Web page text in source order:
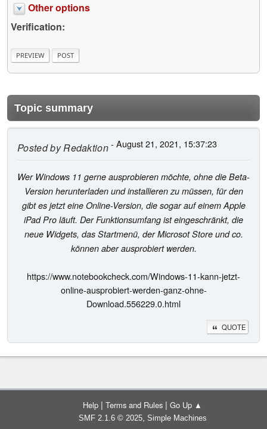
Other options
Verification:
Topic summary
Posted byRedaktion- August 21, 2021, 15:37:23
Wer Windows 11 gerne ausprobieren möchte, ohne die Beta-
Version herunterladen und installieren zu müssen, für den
gibt es jetzt eine Online-Version, die sogar auf einem Apple
iPad Pro läuft. Der Funktionsumfang ist eingeschränkt, die
neue Widgets, das Startmenü, der Microsot Store und co.
können aber ausprobiert werden.
https://www.notebookcheck.com/Windows-11-kann-jetzt-
online-ausprobiert-werden-ganz-ohne-
Download.556229.0.html
QUOTE
Help | Terms and Rules | Go Up ▲
SMF 2.1.6 © 2025, Simple Machines